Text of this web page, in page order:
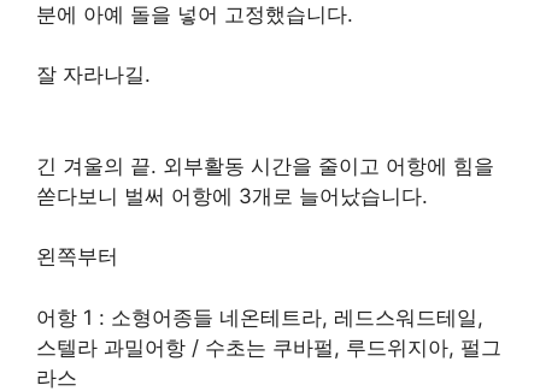
분에 아예 돌을 넣어 고정했습니다.
잘 자라나길.
긴 겨울의 끝. 외부활동 시간을 줄이고 어항에 힘을
쏟다보니 벌써 어항에 3개로 늘어났습니다.
왼쪽부터
어항 1 : 소형어종들 네온테트라, 레드스워드테일,
스텔라 과밀어항 / 수초는 쿠바펄, 루드위지아, 펄그
라스